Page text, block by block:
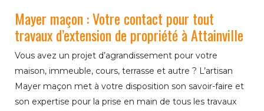
Mayer maçon : Votre contact pour tout
travaux d’extension de propriété à Attainville
Vous avez un projet d’agrandissement pour votre
maison, immeuble, cours, terrasse et autre ? L’artisan
Mayer maçon met à votre disposition son savoir-faire et
son expertise pour la prise en main de tous les travaux